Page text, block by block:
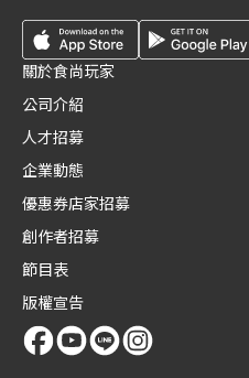
關於食尚玩家
公司介紹
人才招募
企業動態
優惠券店家招募
創作者招募
節目表
版權宣告